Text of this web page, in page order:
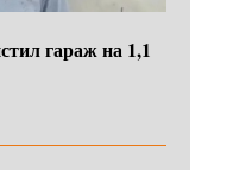
гараж на 1,1